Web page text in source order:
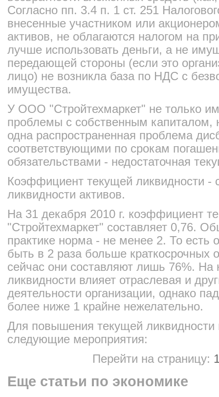
Согласно пп. 3.4 п. 1 ст. 251
внесенные участником или
активов, не облагаются налогом на
лучше использовать деньги, а не
передающей стороны (если это
лицо) не возникла база по НДС с
имущества.
У ООО "Стройтехмаркет" не только
проблемы с собственным капиталом,
одна распространенная проблема
соответствующими по срокам
обязательствами - недостаточная
Коэффициент текущей ликвидности -
ликвидности активов.
На 31 декабря 2010 г. коэффициент
"Стройтехмаркет" составляет 0,76.
практике норма - не менее 2. То есть
быть в 2 раза больше краткосрочных
сейчас они составляют лишь 76%.
ликвидности влияет отраслевая и
деятельности организации, однако
более ниже 1 крайне нежелательно.
Для повышения текущей
следующие мероприятия:
Перейти на страницу:
Еще статьи по экономике